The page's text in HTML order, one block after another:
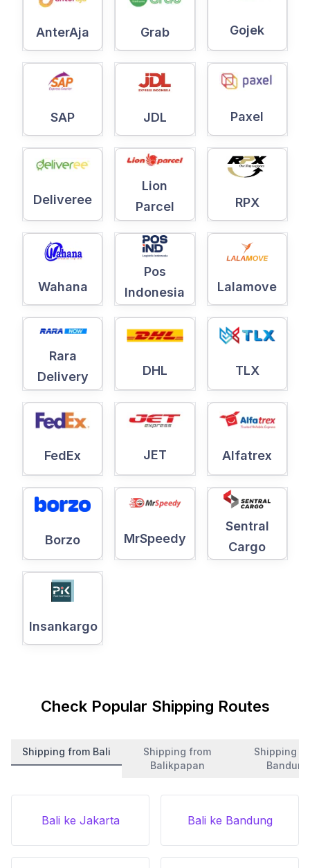
AnterAja Grab Gojek
SAP JDL Paxel
Deliveree
Lion
Parcel
RPX
Wahana
Pos
Indonesia
Lalamove
Rara
Delivery
DHL TLX
FedEx JET Alfatrex
Borzo MrSpeedy
Sentral
Cargo
Insankargo
Check Popular Shipping Routes
Shipping from Bali
Shipping from
Balikpapan
Shipping
Bandung
Bali ke Jakarta Bali ke Bandung